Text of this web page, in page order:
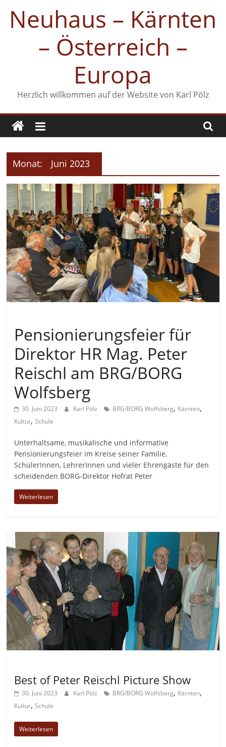
Inhalt
springen
Neuhaus – Kärnten
– Österreich –
Europa
Herzlich willkommen auf der Website von Karl Pölz
Monat: Juni 2023
Pensionierungsfeier für
Direktor HR Mag. Peter
Reischl am BRG/BORG
Wolfsberg
30. Juni 2023 Karl Pölz BRG/BORG Wolfsberg, Kärnten,
Kultur,Schule
Unterhaltsame, musikalische und informative
Pensionierungsfeier im Kreise seiner Familie,
SchülerInnen, LehrerInnen und vieler Ehrengäste für den
scheidenden BORG-Direktor Hofrat Peter
Weiterlesen
Best of Peter Reischl Picture Show
30. Juni 2023 Karl Pölz BRG/BORG Wolfsberg, Kärnten,
Kultur,Schule
Weiterlesen